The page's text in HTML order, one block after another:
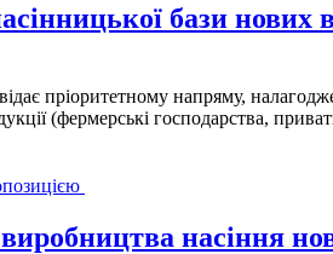
бази нових
пріоритетному напряму,
(фермерські господарства,
насіння